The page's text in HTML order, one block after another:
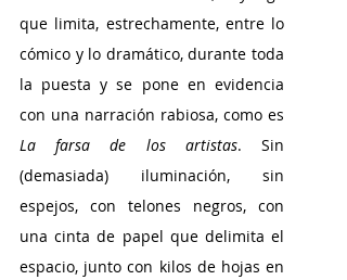
que limita, estrechamente, entre lo
cómico y lo dramático, durante toda
la puesta y se pone en evidencia
La farsa de los artistas. Sin
(demasiada) iluminación, sin
espejos, con telones negros, con
una cinta de papel que delimita el
espacio, junto con kilos de hojas en